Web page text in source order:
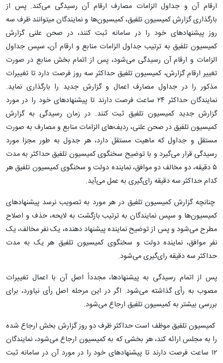
ارقام آن و جداول الزامات مصارف ارقام آن رسیدگی می‌کند. پس از
بارگذاری گزارش کمیسیون تلفیق، کمیسیون‌ها و نمایندگان میتوانند ظرف سه
روز پیشنهادهای خود را در سامانه ثبت کنند، در صحن علنی گزارش
کمیسیون تلفیق به ترتیب جداول الزامات منابع و ارقام آن، سپس جداول
الزامات و ارقام آن رسیدگی می‌شود، پس از اتمام بخش منابع در صورت
تغییر ارقام گزارش، کمیسیون تلفیق حداکثر سه روز فرصت دارد تا تغییرات
مذکور را در جداول مصارف اعمال و گزارش جدید را بارگذاری نماید.
نمایندگان حداکثر ۲۴ ساعت فرصت دارند تا پیشنهادهای خود را در مورد
گزارش جدید کمیسیون تلفیق ثبت کنند. در زمان رسیدگی به گزارش
کمیسیون تلفیق در صحن علنی، ردیف‌های الزامات منابع و مصارف به صورت
مستقل و جداول که ماهیت مستقل دارد، هر جدول به طور مجزا مورد
رسیدگی قرار می‌گیرد و با توضیح سخنگوی کمیسیون تلفیق حداکثر به مدت
۵ دقیقه، دو مخالف دو موافق، نماینده دولت و سخنگوی کمیسیون تلفیق هر
کدام حداکثر سه دقیقه رای‌گیری به عمل می‌آید.
چنانچه گزارش کمیسیون تلفیق در هر مورد به تصویب نرسد پیشنهادهای
کمیسیون‌ها و سپس نمایندگان به ترتیب بازگشت به لایحه، حذف و اصلاح
مطرح می‌شود و پس از توضیح نماینده پیشنهاد دهنده، یک نفر مخالف، یک
نفر موافق، نماینده دولت و سخنگوی کمیسیون تلفیق هر یک به مدت
حداکثر سه دقیقه رای‌گیری می‌شود.
پس از اتمام رسیدگی به پیشنهادها، مجدداً اصل آن با اعمال تغییرات
مصوب به رأی گذاشته می‌شود. اگر در این مرحله اصل رأی نیاورد، برای
بررسی بیشتر به کمیسیون تلفیق ارجاع می‌شود.
کمیسیون تلفیق موظف است حداکثر ظرف دو روز گزارش بخش ارجاع شده
را به مجلس ارائه کند، هر بخشی که به کمیسیون ارجاع می‌شود، نمایندگان
۱۲ ساعت فرصت دارند تا پیشنهادهای خود را در مورد آن در سامانه ثبت